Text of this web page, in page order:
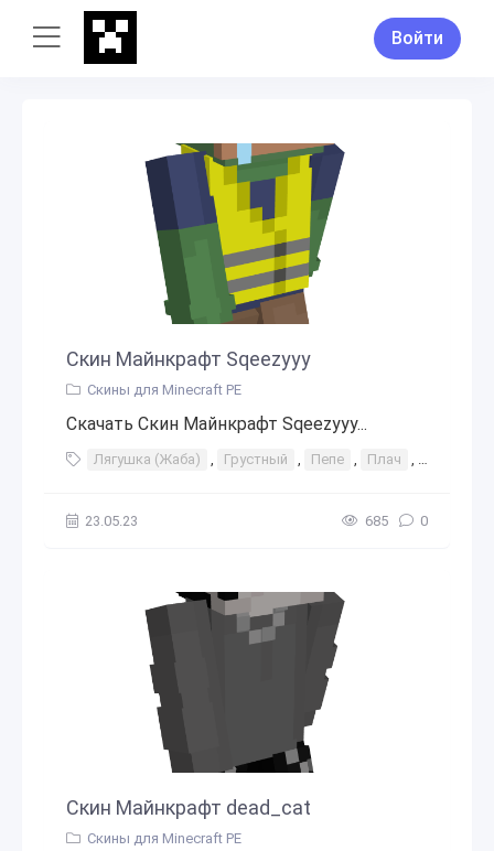
Войти
Скин Майнкрафт Sqeezyyy
Скины для Minecraft PE
Скачать Скин Майнкрафт Sqeezyyy...
Лягушка (Жаба) , Грустный , Пепе , Плач ,
23.05.23 685 0
Скин Майнкрафт dead_cat
Скины для Minecraft PE